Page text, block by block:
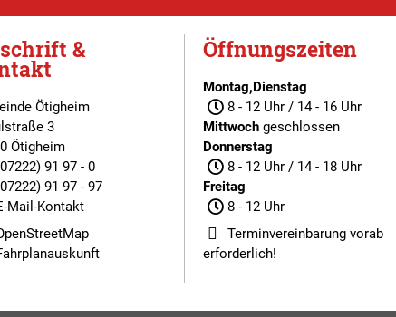
&
Ötigheim
3
Ötigheim
91 97 - 0
91 97 - 97
Mail-Kontakt
Öffnungszeiten
Montag,Dienstag
8 - 12 Uhr / 14 - 16 Uhr
Mittwoch geschlossen
Donnerstag
8 - 12 Uhr / 14 - 18 Uhr
Freitag
8 - 12 Uhr
Terminvereinbarungvorab
erforderlich!